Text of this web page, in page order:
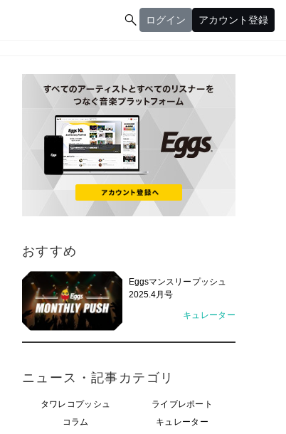
 ログイン アカウント登録
アカウント登録
おすすめ
Eggsマンスリープッシュ
2025.4月号
キュレーター
ニュース・記事カテゴリ
タワレコプッシュ
ライブレポート
コラム
キュレーター